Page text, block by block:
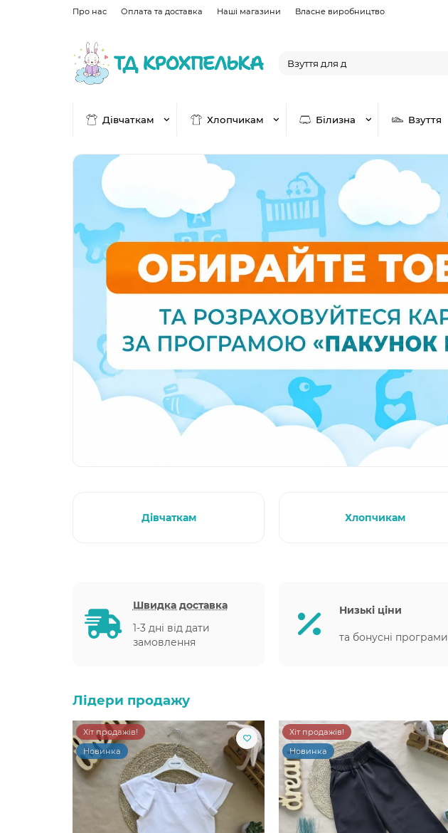
Про нас Оплата та доставка Наші магазини Власне виробництво
Дівчаткам Хлопчикам Білизна Взуття
Дівчаткам Хлопчикам
Швидка доставка
1-3 дні від дати
замовлення
Низькі ціни
та бонусні програми
Лідери продажу
Хіт продажів!
Новинка
Хіт продажів!
Новинка